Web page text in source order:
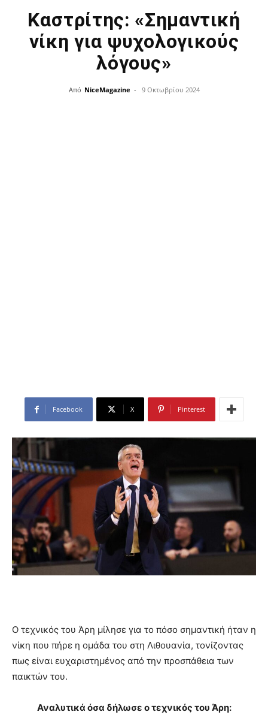
Καστρίτης: «Σημαντική
νίκη για ψυχολογικούς
λόγους»
Από NiceMagazine - 9 Οκτωβρίου 2024
Facebook X Pinterest
Ο τεχνικός του Άρη μίλησε για το πόσο σημαντική ήταν η
νίκη που πήρε η ομάδα του στη Λιθουανία, τονίζοντας
πως είναι ευχαριστημένος από την προσπάθεια των
παικτών του.
Αναλυτικά όσα δήλωσε ο τεχνικός του Άρη: